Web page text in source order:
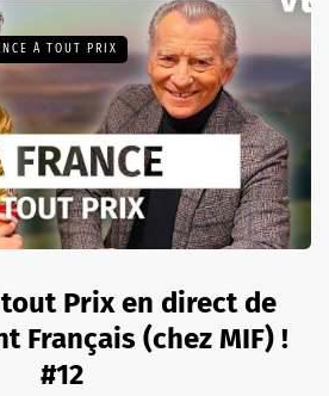
À TOUT PRIX
tout Prix en direct de
Français (chez MIF) !
#12